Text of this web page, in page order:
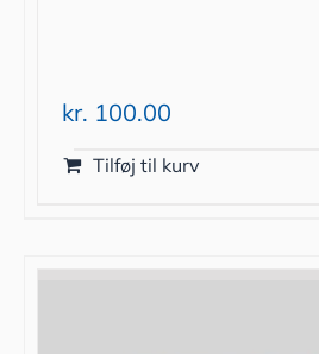
kr. 100.00
Tilføj til kurv